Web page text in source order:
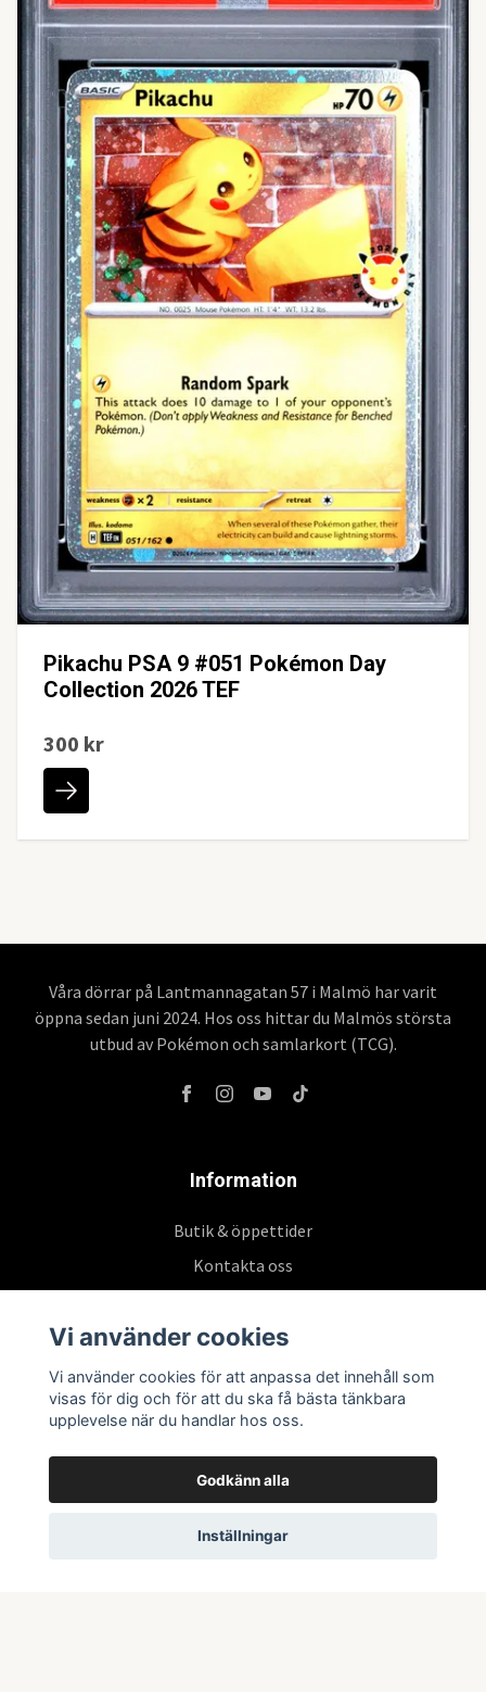
Pikachu PSA 9 #051 Pokémon Day
Collection 2026 TEF
300 kr
Våra dörrar på Lantmannagatan 57 i Malmö har varit
öppna sedan juni 2024. Hos oss hittar du Malmös största
utbud av Pokémon och samlarkort (TCG).
Information
Butik & öppettider
Kontakta oss
Prenumerera på vårt nyhetsbrev
Vi använder cookies
Vi använder cookies för att anpassa det innehåll som
visas för dig och för att du ska få bästa tänkbara
upplevelse när du handlar hos oss.
Godkänn alla
Inställningar